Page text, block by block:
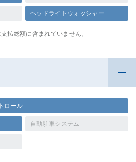
ヘッドライトウォッシャー
払総額に含まれていません。
ロール
自動駐車システム